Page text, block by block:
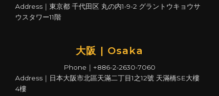
Address｜東京都 千代田区 丸の内1-9-2 グラントウキョウサ
ウスタワー11階
大阪 | Osaka
Phone｜+886-2-2630-7060
Address｜日本大阪市北區天滿二丁目1之12號 天滿橋SE大樓
4樓